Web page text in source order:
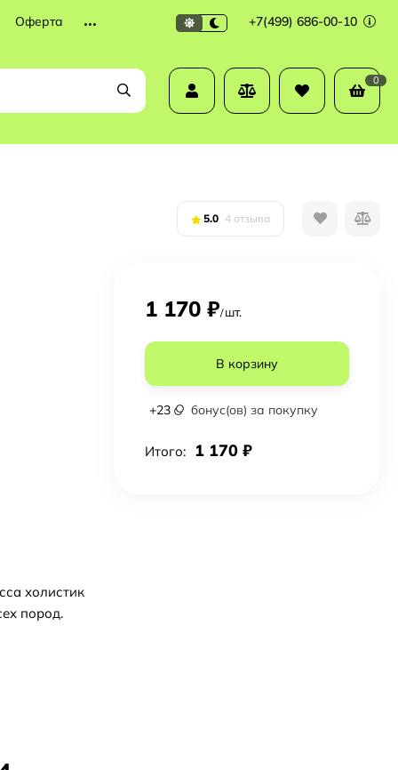
Оферта +7(499) 686-00-10
0
5.0 4 отзыва
холистик
пород.
1 170 ₽/ шт.
В корзину
+23 бонус(ов) за покупку
Итого: 1 170 ₽